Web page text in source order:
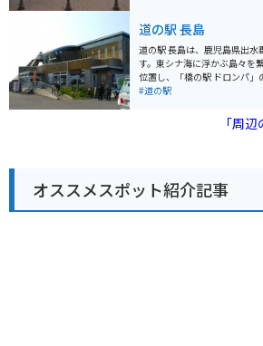
市場でぜひ味わいたいのが、
カツオを使った「カツオラー
た中にカツオの旨味が凝縮さ
た、鹿児島名物のさつま揚げも人気で
戸だんだん市場は、地元の魅
雄大な景色を眺めながら、新
前には、不知火海に沈む夕日
日の広場」があり、ロマンチ
ができます。 バイクで訪れる場合、道の駅には広い駐車
場が完備されているので安心
について学べる「水俣病資料
所と言えるでしょう。
道の駅 長島
道の駅 長島は、鹿児島県出
す。東シナ海に浮かぶ島々を
位置し、「橋の駅 ドロンパ」
す。 雄大な黒之瀬戸大橋を眺めながら、地元産の新鮮な
など、ご当地グルメを堪能
特産品販売所では、長島町
います。黒之瀬戸大橋の絶景
休憩に最適な場所です。 長島町は、温暖な気候と豊かな
自然に恵まれた島です。道の
#道の駅
「周
オススメスポット紹介記事